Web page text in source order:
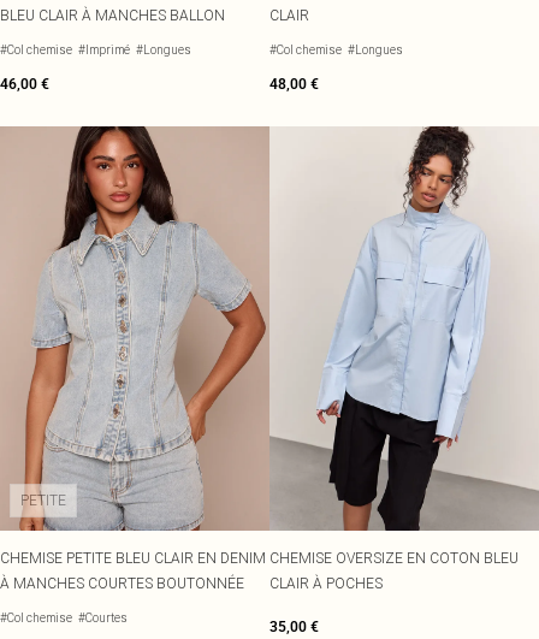
BLEU CLAIR À MANCHES BALLON
#Col chemise #Imprimé #Longues
46,00 €
CLAIR
#Col chemise #Longues
48,00 €
PETITE
CHEMISE PETITE BLEU CLAIR EN DENIM
À MANCHES COURTES BOUTONNÉE
#Col chemise #Courtes
CHEMISE OVERSIZE EN COTON BLEU
CLAIR À POCHES
35,00 €